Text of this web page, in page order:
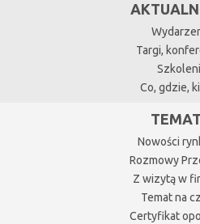
Targi,
Co, gdzie,
Nowości
Rozmowy
Z wizytą w
Temat na
Certyfikat